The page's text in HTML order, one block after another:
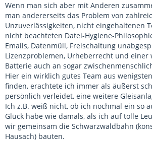
Wenn man sich aber mit Anderen
man andererseits das Problem von
Unzuverlässigkeiten, nicht eingehaltenen
nicht beachteten Datei-Hygiene-
Emails, Datenmüll, Freischaltung
Lizenzproblemen, Urheberrecht und einer
Batterie auch an sogar
Hier ein wirklich gutes Team aus
finden, erachtete ich immer als äußerst
persönlich verleidet, eine weitere
Ich z.B. weiß nicht, ob ich nochmal ein so
Glück habe wie damals, als ich auf tolle
wir gemeinsam die Schwarzwaldbahn
Hausach) bauten.